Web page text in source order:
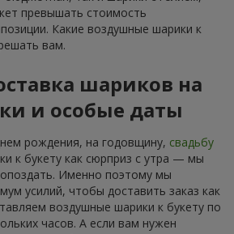
превышать стоимость
Какие воздушные шарики к
вам.
шариков на
и особые даты
рождения, на годовщину, свадьбу
к букету как сюрприз с утра — мы
Именно поэтому мы
усилий, чтобы доставить заказ как
воздушные шарики к букету по
часов. А если вам нужен